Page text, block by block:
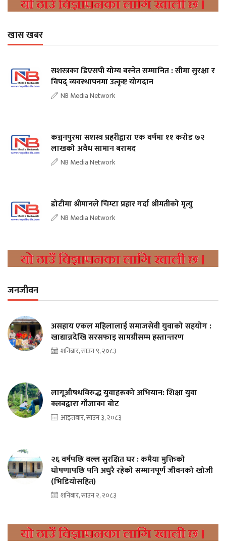
खास खबर
सशस्त्रका डिएसपी योग्य बस्नेत सम्मानित : सीमा सुरक्षा र
विपद् व्यवस्थापनमा उत्कृष्ट योगदान
NB Media Network
कञ्चनपुरमा सशस्त्र प्रहरीद्वारा एक वर्षमा ११ करोड ७२
लाखको अवैध सामान बरामद
NB Media Network
डोटीमा श्रीमानले चिम्टा प्रहार गर्दा श्रीमतीको मृत्यु
NB Media Network
जनजीवन
असहाय एकल महिलालाई समाजसेवी युवाको सहयोग :
खाद्यान्नदेखि सरसफाइ सामग्रीसम्म हस्तान्तरण
शनिबार, साउन ९, २०८३
लागूऔषधविरुद्ध युवाहरूको अभियान: शिक्षा युवा
क्लबद्वारा गाँजाका बोट
आइतबार, साउन ३, २०८३
२६ वर्षपछि बल्ल सुरक्षित घर : कमैया मुक्तिको
घोषणापछि पनि अधुरै रहेको सम्मानपूर्ण जीवनको खोजी
(भिडियोसहित)
शनिबार, साउन २, २०८३